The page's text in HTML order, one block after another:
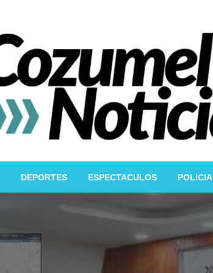
DEPORTES ESPECTACULOS POLICIA